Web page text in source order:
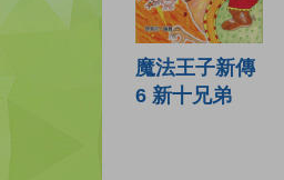
魔法王子新傳
6 新十兄弟